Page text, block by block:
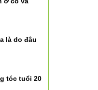
là do đâu
tóc tuổi 20